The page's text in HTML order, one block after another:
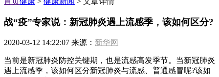
战“疫”专家说：新冠肺炎遇上流感季，该如何区分?
2020-03-12 14:22:07 来源： 新华网
当前是新冠肺炎防控关键期，也是流感高发季节。当新冠肺炎
遇上流感季，该如何区分新冠肺炎与流感、普通感冒呢?该如